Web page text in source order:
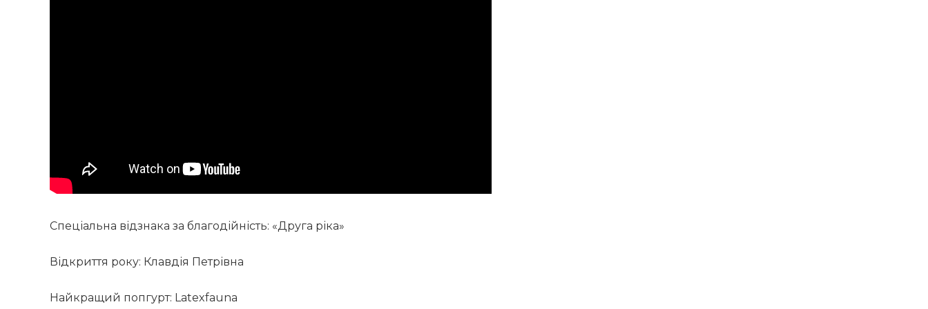
Спеціальна відзнака за благодійність: «Друга ріка»
Відкриття року: Клавдія Петрівна
Найкращий попгурт: Latexfauna